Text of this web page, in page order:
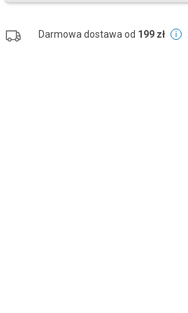
Darmowa dostawa od 199 zł